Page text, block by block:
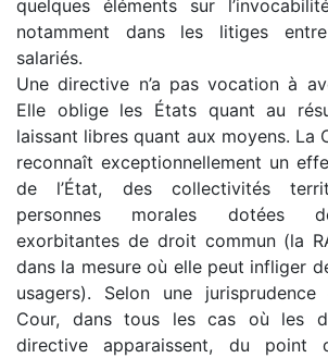
quelques éléments sur
notamment dans les litiges
salariés.
Une directive n’a pas vocation à
Elle oblige les États quant au
laissant libres quant aux moyens. La
reconnaît exceptionnellement un
de l’État, des collectivités
personnes morales dotées
exorbitantes de droit commun (la
dans la mesure où elle peut infliger
usagers). Selon une
Cour, dans tous les cas où les
directive apparaissent, du